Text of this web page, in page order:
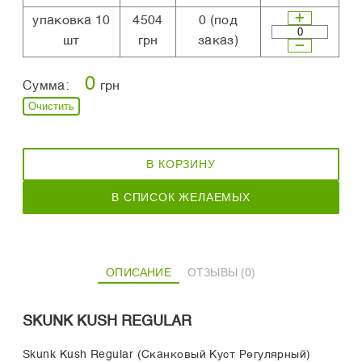
упаковка 10
шт
4504
грн
0 (под
заказ)
Сумма: 0 грн
Очистить
В КОРЗИНУ
В СПИСОК ЖЕЛАЕМЫХ
ОПИСАНИЕ ОТЗЫВЫ (0)
SKUNK KUSH REGULAR
Skunk Kush Regular (Сканковый Куст Регулярный)